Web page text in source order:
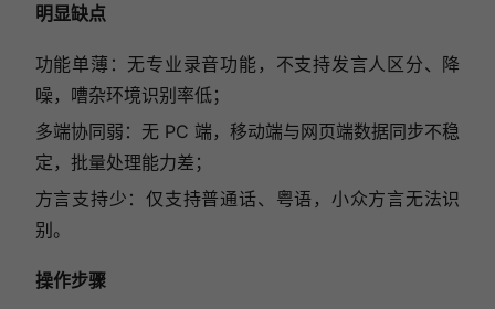
明显缺点
功能单薄：无专业录音功能，不支持发言人区分、降
噪，嘈杂环境识别率低；
多端协同弱：无 PC 端，移动端与网页端数据同步不稳
定，批量处理能力差；
方言支持少：仅支持普通话、粤语，小众方言无法识
别。
操作步骤